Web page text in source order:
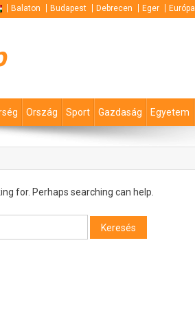
Balaton Budapest Debrecen Eger Európa
Ország Sport Gazdaság Egyetem
for. Perhaps searching can help.